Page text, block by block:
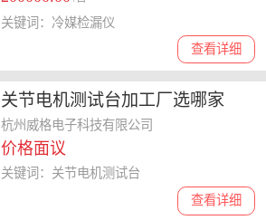
查看详细
关键词：冷媒检漏仪
关节电机测试台加工厂选哪家
好，了解这些轻松做决定
杭州威格电子科技有限公司
价格面议
查看详细
关键词：关节电机测试台